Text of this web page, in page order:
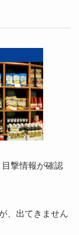
撃情報が確認
、出てきません